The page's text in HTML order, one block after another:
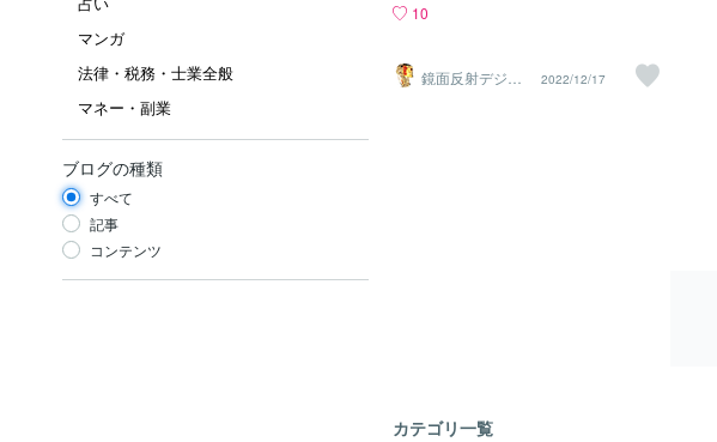
マンガ
法律・税務・士業全般
マネー・副業
ブログの種類
すべて
記事
コンテンツ
し 達成すればまた自分のご褒美として シ
と今日の分を作ってた。そして5時間くら
い過ぎ 半分以上完成したその時！ 突然パ
て思いついた事は 過去に作った画像を左
10
鏡面反射デジタ
ルアート製作所
2022/12/17
カテゴリ一覧